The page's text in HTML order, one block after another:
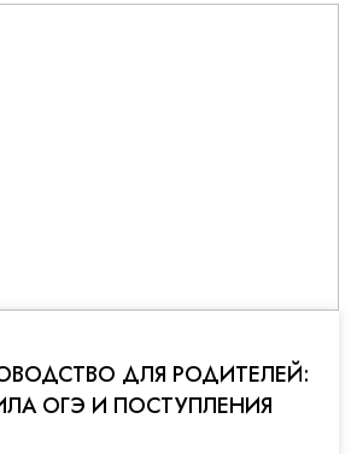
ДЛЯ РОДИТЕЛЕЙ:
ОГЭ И ПОСТУПЛЕНИЯ